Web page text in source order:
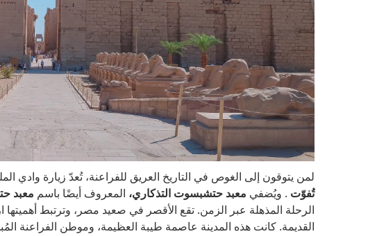
لمن يتوقون إلى الغوص في التاريخ العريق للفراعنة، تُعدّ زيارة وادي
تُفوّت . ويُضفي معبد حتشبسوت التذكاري، المعروف أيضًا باسم معبد
الرحلة المذهلة عبر الزمن. تقع الأقصر في صعيد مصر، وترتبط أهميتها
القديمة. كانت هذه المدينة عاصمة طيبة العظيمة، وموطن الفراعنة